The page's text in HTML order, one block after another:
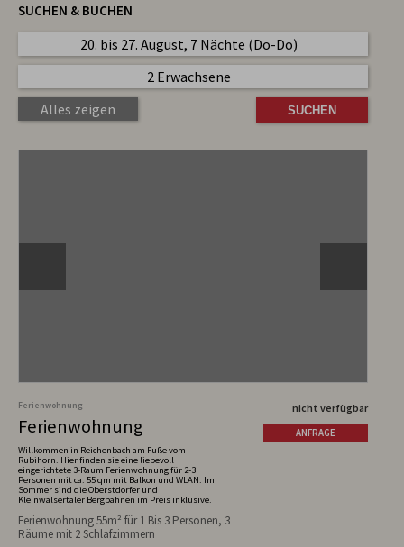
SUCHEN & BUCHEN
20. bis 27. August, 7 Nächte (Do-Do)
2 Erwachsene
Alles zeigen
Ferienwohnung
Ferienwohnung
Willkommen in Reichenbach am Fuße vom
Rubihorn. Hier finden sie eine liebevoll
eingerichtete 3-Raum Ferienwohnung für 2-3
Personen mit ca. 55 qm mit Balkon und WLAN. Im
Sommer sind die Oberstdorfer und
Kleinwalsertaler Bergbahnen im Preis inklusive.
Ferienwohnung 55m² für 1 Bis 3 Personen, 3
Räume mit 2 Schlafzimmern
nicht verfügbar
ANFRAGE